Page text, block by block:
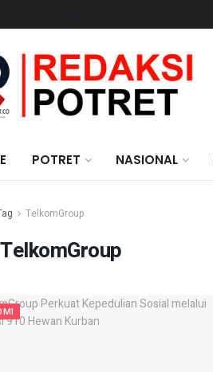
POTRET NASIONAL
TelkomGroup
TelkomGroup